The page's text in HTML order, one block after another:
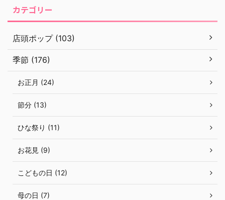
カテゴリー
店頭ポップ (103)
季節 (176)
お正月 (24)
節分 (13)
ひな祭り (11)
お花見 (9)
こどもの日 (12)
母の日 (7)